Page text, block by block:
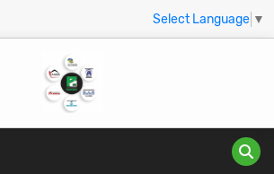
Select Language ▼